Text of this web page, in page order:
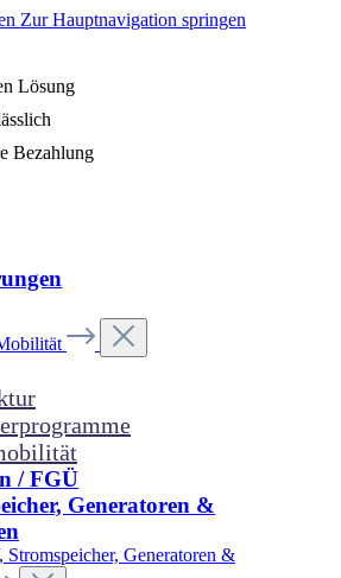
Zur Hauptnavigation springen
Lösung
Bezahlung
/ FGÜ
Generatoren &
Generatoren &